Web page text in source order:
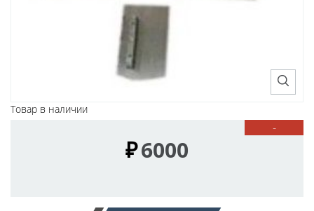
Товар в наличии
-
₽6000